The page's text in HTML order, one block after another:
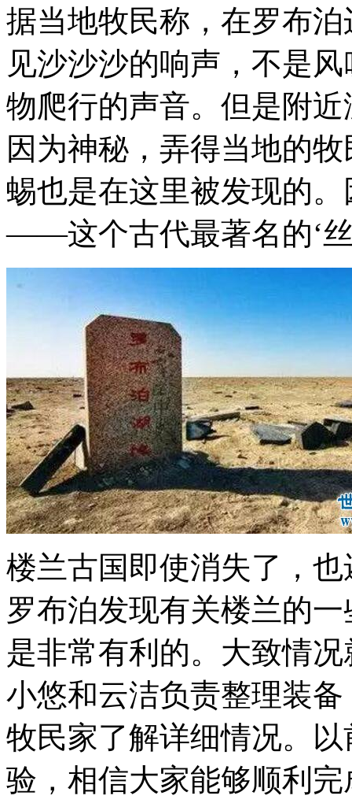
据当地牧民称，在罗布
见沙沙沙的响声，不是
物爬行的声音。但是附
因为神秘，弄得当地的
蜴也是在这里被发现的
——这个古代最著名的‘
楼兰古国即使消失了，
罗布泊发现有关楼兰的
是非常有利的。大致情
小悠和云洁负责整理装
牧民家了解详细情况。
验，相信大家能够顺利